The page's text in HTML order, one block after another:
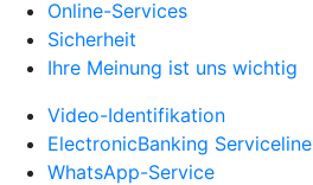
Online-Services
Sicherheit
Ihre Meinung ist uns wichtig
Video-Identifikation
ElectronicBanking Serviceline
WhatsApp-Service